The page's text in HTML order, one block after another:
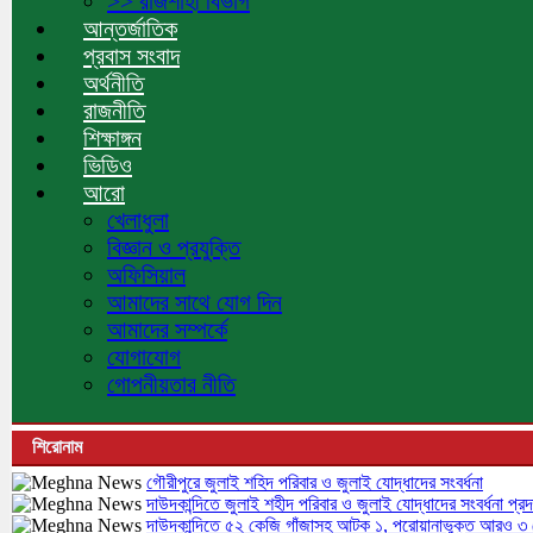
আন্তর্জাতিক
প্রবাস সংবাদ
অর্থনীতি
রাজনীতি
শিক্ষাঙ্গন
ভিডিও
আরো
খেলাধুলা
বিজ্ঞান ও প্রযুক্তি
অফিসিয়াল
আমাদের সাথে যোগ দিন
আমাদের সম্পর্কে
যোগাযোগ
গোপনীয়তার নীতি
শিরোনাম
গৌরীপুরে জুলাই শহিদ পরিবার ও জুলাই যোদ্ধাদের সংবর্ধনা
দাউদকান্দিতে জুলাই শহীদ পরিবার ও জুলাই যোদ্ধাদের সংবর্ধনা
দাউদকান্দিতে ৫২ কেজি গাঁজাসহ আটক ১, পরোয়ানাভুক্ত আরও ৩